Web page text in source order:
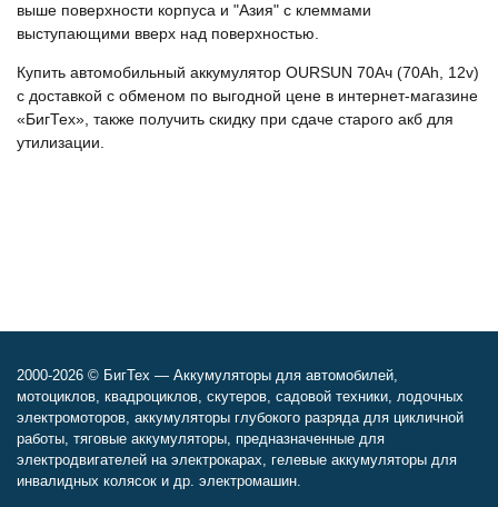
выше поверхности корпуса и "Азия" с клеммами
выступающими вверх над поверхностью.
Купить автомобильный аккумулятор OURSUN 70Ач (70Ah, 12v)
с доставкой с обменом по выгодной цене в интернет-магазине
«БигТех», также получить скидку при сдаче старого акб для
утилизации.
2000-2026 © БигТех — Аккумуляторы для автомобилей,
мотоциклов, квадроциклов, скутеров, садовой техники, лодочных
электромоторов, аккумуляторы глубокого разряда для цикличной
работы, тяговые аккумуляторы, предназначенные для
электродвигателей на электрокарах, гелевые аккумуляторы для
инвалидных колясок и др. электромашин.